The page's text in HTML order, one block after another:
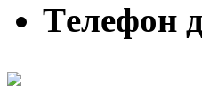
Tелефон